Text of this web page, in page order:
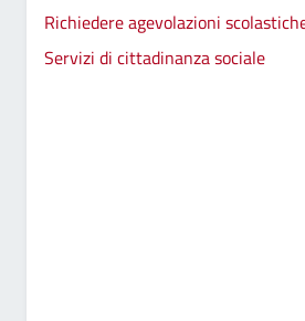
Richiedere agevolazioni
Servizi di cittadinanza sociale